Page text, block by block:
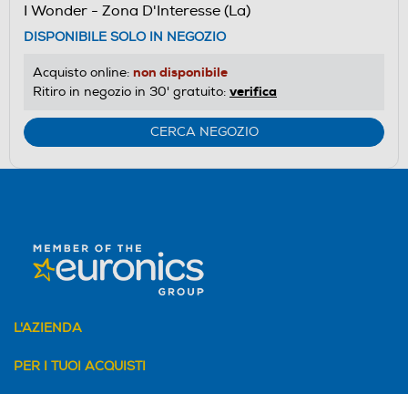
I Wonder - Zona D'Interesse (La)
DISPONIBILE SOLO IN NEGOZIO
Acquisto online: non disponibile
Ritiro in negozio in 30' gratuito: verifica
CERCA NEGOZIO
L'AZIENDA
PER I TUOI ACQUISTI